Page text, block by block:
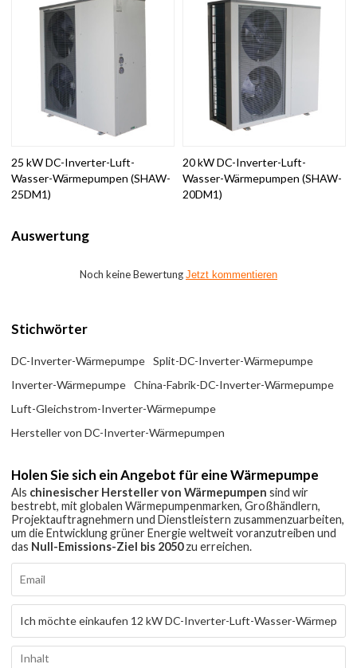
25 kW DC-Inverter-Luft-
Wasser-Wärmepumpen (SHAW-
25DM1)
20 kW DC-Inverter-Luft-
Wasser-Wärmepumpen (SHAW-
20DM1)
Auswertung
Noch keine Bewertung Jetzt kommentieren
Stichwörter
DC-Inverter-Wärmepumpe
Split-DC-Inverter-Wärmepumpe
Inverter-Wärmepumpe
China-Fabrik-DC-Inverter-Wärmepumpe
Luft-Gleichstrom-Inverter-Wärmepumpe
Hersteller von DC-Inverter-Wärmepumpen
Holen Sie sich ein Angebot für eine Wärmepumpe
Als chinesischer Hersteller von Wärmepumpen sind wir
bestrebt, mit globalen Wärmepumpenmarken, Großhändlern,
Projektauftragnehmern und Dienstleistern zusammenzuarbeiten,
um die Entwicklung grüner Energie weltweit voranzutreiben und
das Null-Emissions-Ziel bis 2050zu erreichen.